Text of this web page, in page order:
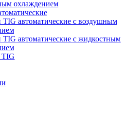
охлаждением
TIG автоматические с воздушным
TIG автоматические с жидкостным
TIG